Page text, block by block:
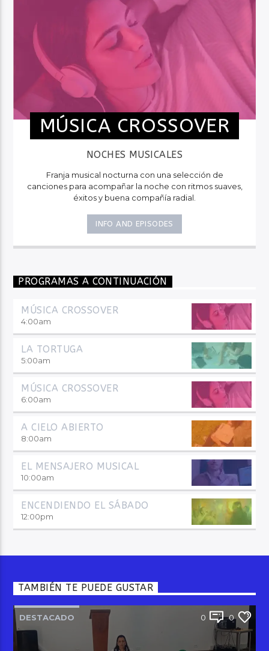
MÚSICA CROSSOVER
NOCHES MUSICALES
Franja musical nocturna con una selección de
canciones para acompañar la noche con ritmos suaves,
éxitos y buena compañía radial.
INFO AND EPISODES
PROGRAMAS A CONTINUACIÓN
MÚSICA CROSSOVER
4:00am
LA TORTUGA
5:00am
MÚSICA CROSSOVER
6:00am
A CIELO ABIERTO
8:00am
EL MENSAJERO MUSICAL
10:00am
ENCENDIENDO EL SÁBADO
12:00pm
TAMBIÉN TE PUEDE GUSTAR
DESTACADO 0 0